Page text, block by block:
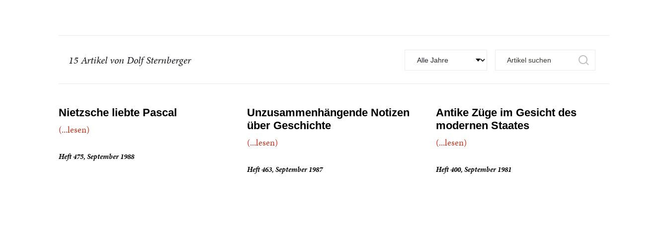
15 Artikel von Dolf Sternberger
Nietzsche liebte Pascal
(...lesen)
Heft 475, September 1988
Unzusammenhängende Notizen
über Geschichte
(...lesen)
Heft 463, September 1987
Antike Züge im Gesicht des
modernen Staates
(...lesen)
Heft 400, September 1981